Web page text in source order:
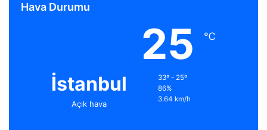
Hava Durumu
İstanbul
Açık hava
25 ℃
33º - 25º
86%
3.64 km/h